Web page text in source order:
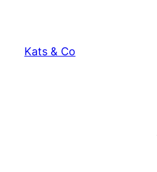
content
Kats & Co